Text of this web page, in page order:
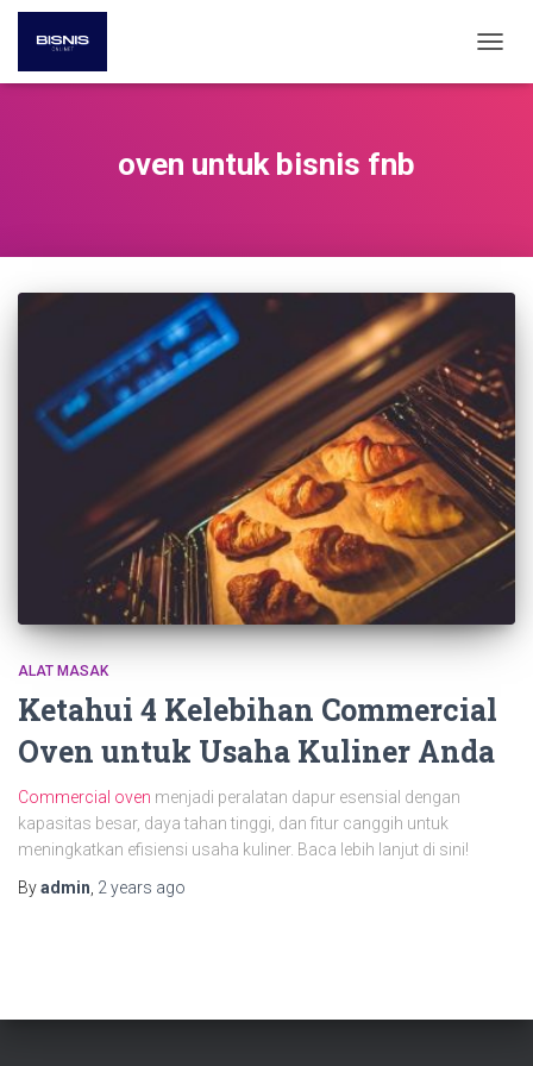
oven untuk bisnis fnb
ALAT MASAK
Ketahui 4 Kelebihan Commercial
Oven untuk Usaha Kuliner Anda
Commercial oven menjadi peralatan dapur esensial dengan
kapasitas besar, daya tahan tinggi, dan fitur canggih untuk
meningkatkan efisiensi usaha kuliner. Baca lebih lanjut di sini!
Byadmin 2 years ago